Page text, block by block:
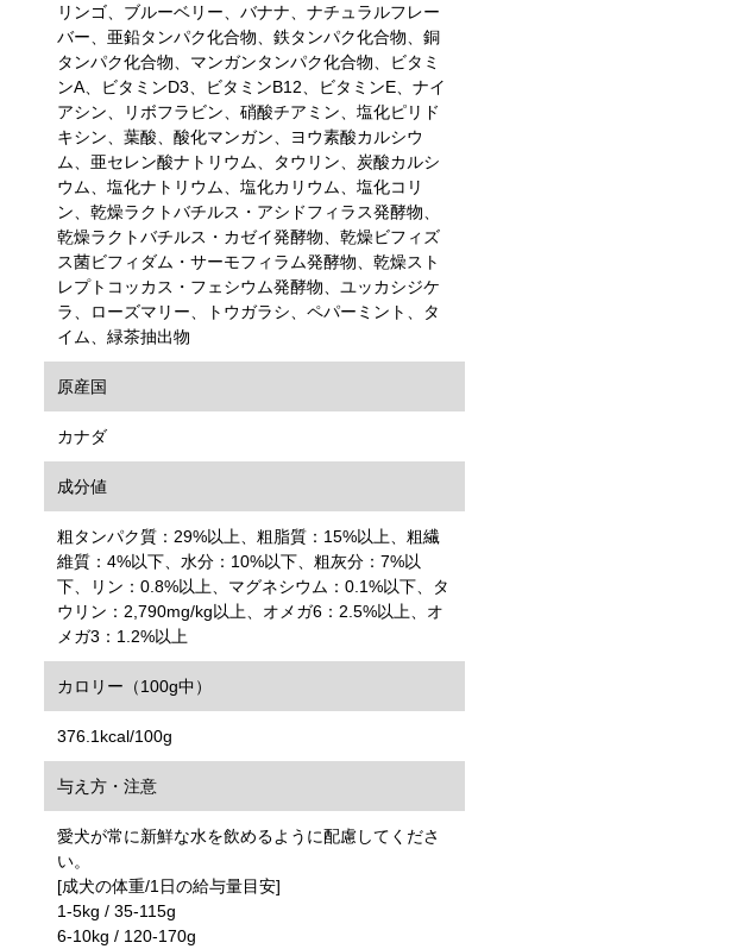
リンゴ、ブルーベリー、バナナ、ナチュラルフレー
バー、亜鉛タンパク化合物、鉄タンパク化合物、銅
タンパク化合物、マンガンタンパク化合物、ビタミ
ンA、ビタミンD3、ビタミンB12、ビタミンE、ナイ
アシン、リボフラビン、硝酸チアミン、塩化ピリド
キシン、葉酸、酸化マンガン、ヨウ素酸カルシウ
ム、亜セレン酸ナトリウム、タウリン、炭酸カルシ
ウム、塩化ナトリウム、塩化カリウム、塩化コリ
ン、乾燥ラクトバチルス・アシドフィラス発酵物、
乾燥ラクトバチルス・カゼイ発酵物、乾燥ビフィズ
ス菌ビフィダム・サーモフィラム発酵物、乾燥スト
レプトコッカス・フェシウム発酵物、ユッカシジケ
ラ、ローズマリー、トウガラシ、ペパーミント、タ
イム、緑茶抽出物
原産国
カナダ
成分値
粗タンパク質：29%以上、粗脂質：15%以上、粗繊
維質：4%以下、水分：10%以下、粗灰分：7%以
下、リン：0.8%以上、マグネシウム：0.1%以下、タ
ウリン：2,790mg/kg以上、オメガ6：2.5%以上、オ
メガ3：1.2%以上
カロリー（100g中）
376.1kcal/100g
与え方・注意
愛犬が常に新鮮な水を飲めるように配慮してくださ
い。
[成犬の体重/1日の給与量目安]
1-5kg / 35-115g
6-10kg / 120-170g